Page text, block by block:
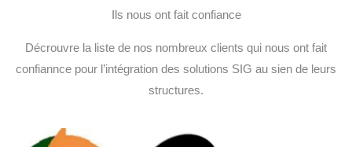
Ils nous ont fait confiance
Décrouvre la liste de nos nombreux clients qui nous ont fait
confiannce pour l’intégration des solutions SIG au sien de leurs
structures.